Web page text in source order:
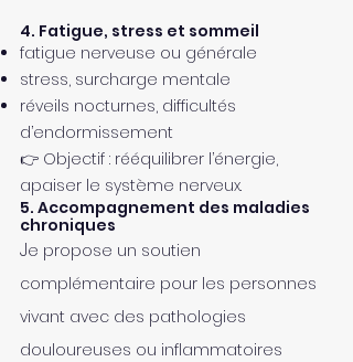
4. Fatigue, stress et sommeil
fatigue nerveuse ou générale
stress, surcharge mentale
réveils nocturnes, difficultés
d’endormissement
👉 Objectif : rééquilibrer l’énergie,
apaiser le système nerveux.
5. Accompagnement des maladies
chroniques
Je propose un soutien
complémentaire pour les personnes
vivant avec des pathologies
douloureuses ou inflammatoires